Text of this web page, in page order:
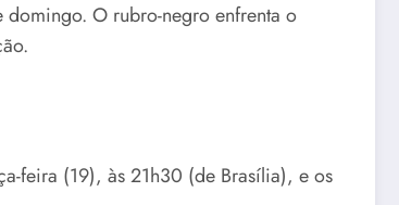
O rubro-negro enfrenta o
feira (19), às 21h30 (de Brasília), e os